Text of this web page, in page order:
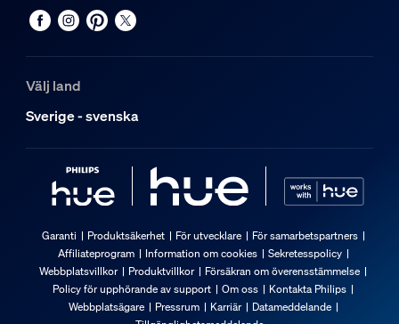
Välj land
Sverige - svenska
Garanti Produktsäkerhet För utvecklare
För samarbetspartners
Affiliateprogram
Information om cookies
Sekretesspolicy
Webbplatsvillkor
Produktvillkor
Försäkran om överensstämmelse
Policy för upphörande av support
Om oss
Kontakta Philips
Webbplatsägare
Pressrum Karriär
Datameddelande